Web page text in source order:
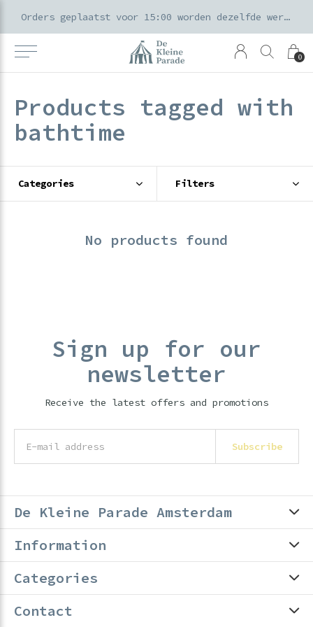
0
Orders geplaatst voor 15:00 worden dezelfde werkdag verzonden
Products tagged with
bathtime
Categories Filters
No products found
Sign up for our
newsletter
Receive the latest offers and promotions
Subscribe
De Kleine Parade Amsterdam
Information
Categories
Contact